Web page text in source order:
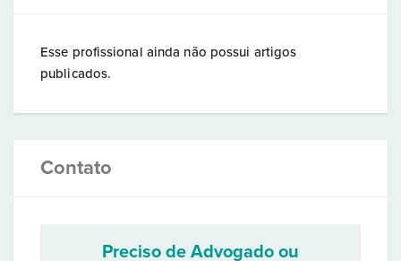
Esse profissional ainda não possui artigos
publicados.
Contato
Preciso de Advogado ou